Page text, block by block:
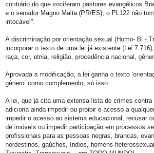
contrário do que vociferam pastores evangélicos
e o senador Magno Malta (PR/ES), o PL122 não
intocável".
A discriminação por orientação sexual (Homo- Bi -
incorporar o texto de uma lei já existente (Lei
raça, cor, etnia, religião, procedência nacional,
Aprovada a modificação, a lei ganha o texto
gênero’ como complemento, só isso.
A lei, que já cita uma extensa lista de crimes
adiciona ainda impedir ou proibir o acesso a
impedir o acesso ao sistema educacional, recusar
de imóveis ou impedir participação em processos
profissionais para as pessoas negras, brancas,
nordestinos, gaúchos, índios, homens